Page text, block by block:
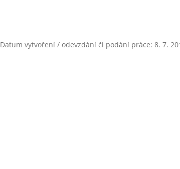
Datum vytvoření / odevzdání či podání práce: 8. 7.